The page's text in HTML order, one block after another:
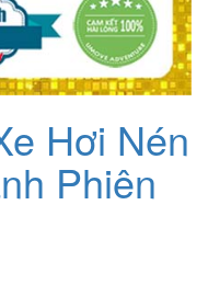
Hơi Nén
Phiên